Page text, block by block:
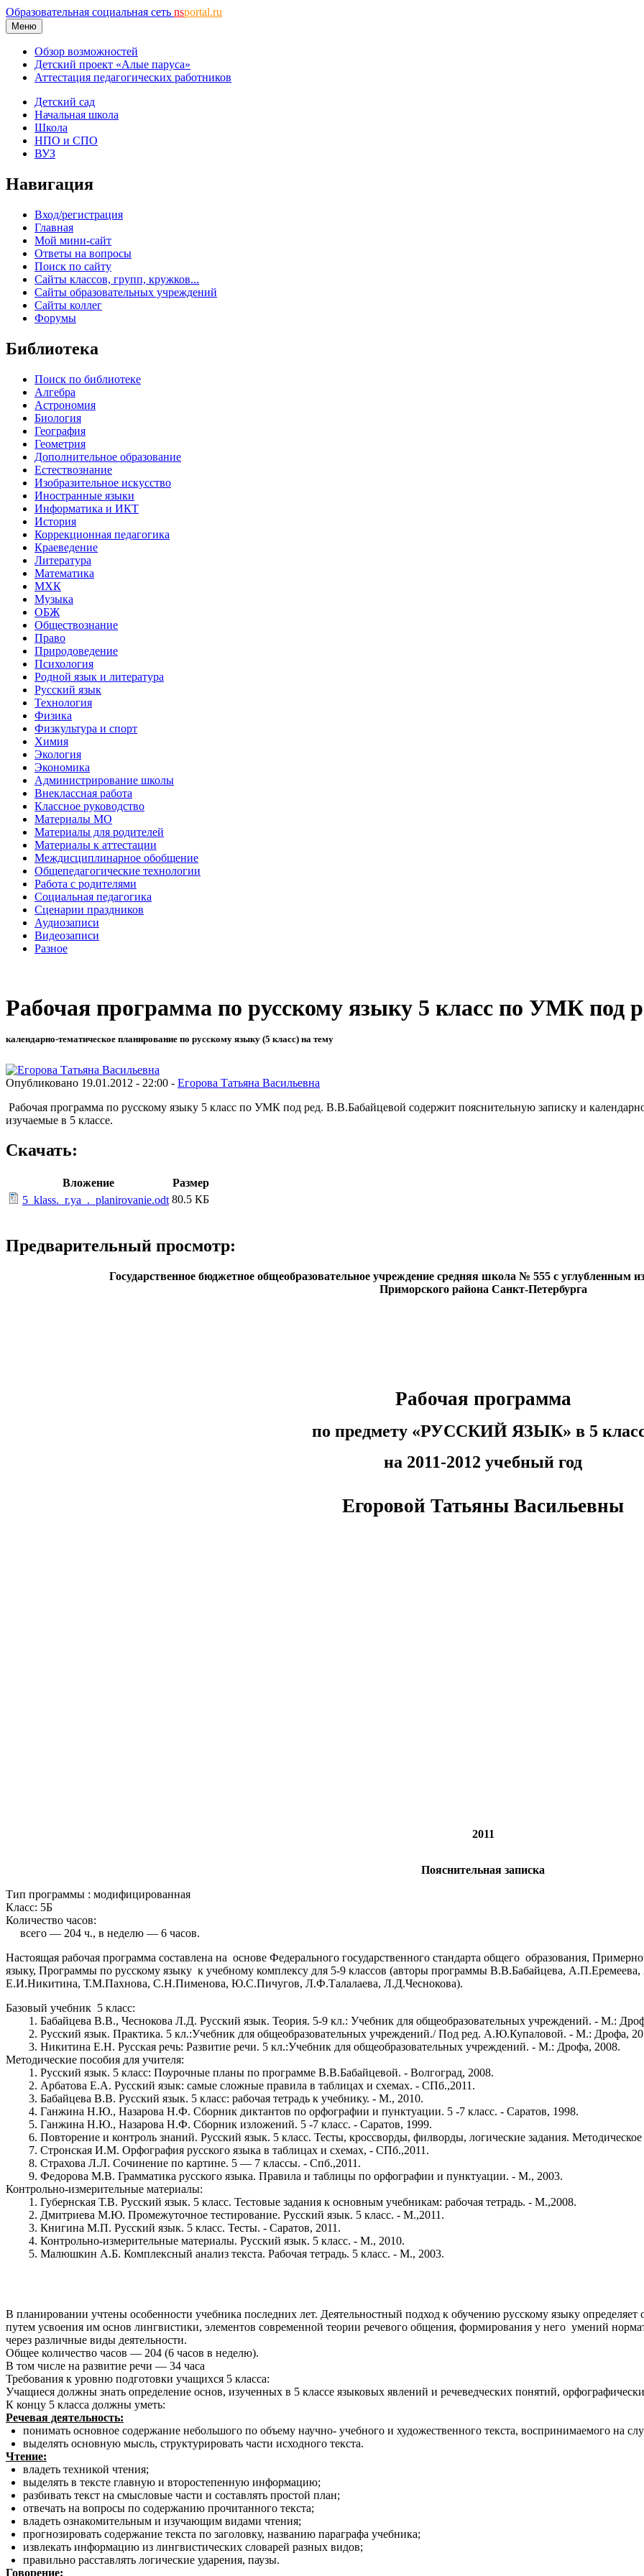
Образовательная социальная сеть nsportal.ru
Меню
Обзор возможностей
Детский проект «Алые паруса»
Аттестация педагогических работников
Детский сад
Начальная школа
Школа
НПО и СПО
ВУЗ
Навигация
Вход/регистрация
Главная
Мой мини-сайт
Ответы на вопросы
Поиск по сайту
Сайты классов, групп, кружков...
Сайты образовательных учреждений
Сайты коллег
Форумы
Библиотека
Поиск по библиотеке
Алгебра
Астрономия
Биология
География
Геометрия
Дополнительное образование
Естествознание
Изобразительное искусство
Иностранные языки
Информатика и ИКТ
История
Коррекционная педагогика
Краеведение
Литература
Математика
МХК
Музыка
ОБЖ
Обществознание
Право
Природоведение
Психология
Родной язык и литература
Русский язык
Технология
Физика
Физкультура и спорт
Химия
Экология
Экономика
Администрирование школы
Внеклассная работа
Классное руководство
Материалы МО
Материалы для родителей
Материалы к аттестации
Междисциплинарное обобщение
Общепедагогические технологии
Работа с родителями
Социальная педагогика
Сценарии праздников
Аудиозаписи
Видеозаписи
Разное
Рабочая программа по русскому языку 5 класс по УМК под
календарно-тематическое планирование по русскому языку (5 класс) на тему
Опубликовано 19.01.2012 - 22:00 - Егорова Татьяна Васильевна
Рабочая программа по русскому языку 5 класс по УМК под ред. В.В.Бабайцевой содержит пояснительную записку и
изучаемые в 5 классе.
Скачать:
Вложение
Размер
5_klass._r.ya_._planirovanie.odt 80.5 КБ
Предварительный просмотр:
Государственное бюджетное общеобразовательное учреждение средняя школа № 555 с углубленным
Приморского района Санкт-Петербурга
Рабочая программа
по предмету «РУССКИЙ ЯЗЫК» в 5
на 2011-2012 учебный год
Егоровой Татьяны Васильевны
2011
Пояснительная записка
Тип программы : модифицированная
Класс: 5Б
Количество часов:
всего — 204 ч., в неделю — 6 часов.
Настоящая рабочая программа составлена на основе Федерального государственного стандарта общего образования,
языку, Программы по русскому языку к учебному комплексу для 5-9 классов (авторы программы В.В.Бабайцева,
Е.И.Никитина, Т.М.Пахнова, С.Н.Пименова, Ю.С.Пичугов, Л.Ф.Талалаева, Л.Д.Чеснокова).
Базовый учебник 5 класс:
Бабайцева В.В., Чеснокова Л.Д. Русский язык. Теория. 5-9 кл.: Учебник для общеобразовательных учреждений. - М.:
Русский язык. Практика. 5 кл.:Учебник для общеобразовательных учреждений./ Под ред. А.Ю.Купаловой. - М.: Дрофа,
Никитина Е.Н. Русская речь: Развитие речи. 5 кл.:Учебник для общеобразовательных учреждений. - М.: Дрофа, 2008.
Методические пособия для учителя:
Русский язык. 5 класс: Поурочные планы по программе В.В.Бабайцевой. - Волгоград, 2008.
Арбатова Е.А. Русский язык: самые сложные правила в таблицах и схемах. - СПб.,2011.
Бабайцева В.В. Русский язык. 5 класс: рабочая тетрадь к учебнику. - М., 2010.
Ганжина Н.Ю., Назарова Н.Ф. Сборник диктантов по орфографии и пунктуации. 5 -7 класс. - Саратов, 1998.
Ганжина Н.Ю., Назарова Н.Ф. Сборник изложений. 5 -7 класс. - Саратов, 1999.
Повторение и контроль знаний. Русский язык. 5 класс. Тесты, кроссворды, филворды, логические задания.
Стронская И.М. Орфография русского языка в таблицах и схемах, - СПб.,2011.
Страхова Л.Л. Сочинение по картине. 5 — 7 классы. - Спб.,2011.
Федорова М.В. Грамматика русского языка. Правила и таблицы по орфографии и пунктуации. - М., 2003.
Контрольно-измерительные материалы:
Губернская Т.В. Русский язык. 5 класс. Тестовые задания к основным учебникам: рабочая тетрадь. - М.,2008.
Дмитриева М.Ю. Промежуточное тестирование. Русский язык. 5 класс. - М.,2011.
Книгина М.П. Русский язык. 5 класс. Тесты. - Саратов, 2011.
Контрольно-измерительные материалы. Русский язык. 5 класс. - М., 2010.
Малюшкин А.Б. Комплексный анализ текста. Рабочая тетрадь. 5 класс. - М., 2003.
В планировании учтены особенности учебника последних лет. Деятельностный подход к обучению русскому языку
путем усвоения им основ лингвистики, элементов современной теории речевого общения, формирования у него умений
через различные виды деятельности.
Общее количество часов — 204 (6 часов в неделю).
В том числе на развитие речи — 34 часа
Требования к уровню подготовки учащихся 5 класса:
Учащиеся должны знать определение основ, изученных в 5 классе языковых явлений и речеведческих понятий,
К концу 5 класса должны уметь:
Речевая деятельность:
понимать основное содержание небольшого по объему научно- учебного и художественного текста, воспринимаемого на
выделять основную мысль, структурировать части исходного текста.
Чтение:
владеть техникой чтения;
выделять в тексте главную и второстепенную информацию;
разбивать текст на смысловые части и составлять простой план;
отвечать на вопросы по содержанию прочитанного текста;
владеть ознакомительным и изучающим видами чтения;
прогнозировать содержание текста по заголовку, названию параграфа учебника;
извлекать информацию из лингвистических словарей разных видов;
правильно расставлять логические ударения, паузы.
Говорение: